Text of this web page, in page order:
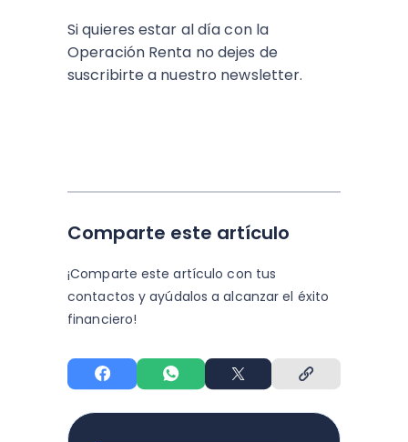
Si quieres estar al día con la
Operación Renta no dejes de
suscribirte a nuestro newsletter.
Comparte este artículo
¡Comparte este artículo con tus
contactos y ayúdalos a alcanzar el éxito
financiero!